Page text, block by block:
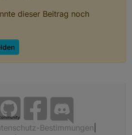
dieser Beitrag noch
Bestimmungen